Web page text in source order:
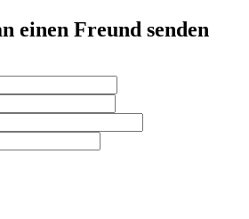
einen Freund senden